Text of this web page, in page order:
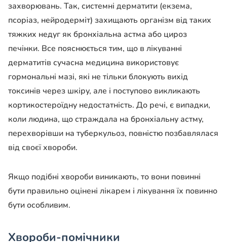
захворювань. Так, системні дерматити (екзема,
псоріаз, нейродерміт) захищають організм від таких
тяжких недуг як бронхіальна астма або цироз
печінки. Все пояснюється тим, що в лікуванні
дерматитів сучасна медицина використовує
гормональні мазі, які не тільки блокують вихід
токсинів через шкіру, але і поступово викликають
кортикостероїдну недостатність. До речі, є випадки,
коли людина, що страждала на бронхіальну астму,
перехворівши на туберкульоз, повністю позбавлялася
від своєї хвороби.
Якщо подібні хвороби виникають, то вони повинні
бути правильно оцінені лікарем і лікування їх повинно
бути особливим.
Хвороби-помічники